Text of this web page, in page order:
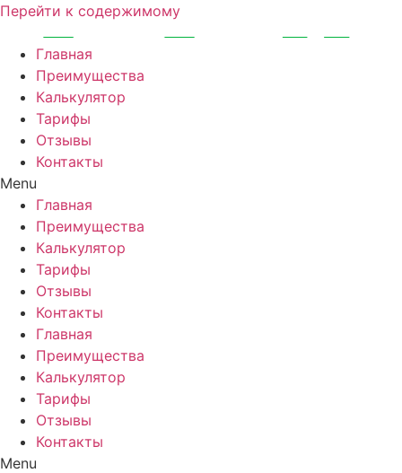
Перейти к содержимому
Главная
Преимущества
Калькулятор
Тарифы
Отзывы
Контакты
Menu
Главная
Преимущества
Калькулятор
Тарифы
Отзывы
Контакты
Главная
Преимущества
Калькулятор
Тарифы
Отзывы
Контакты
Menu